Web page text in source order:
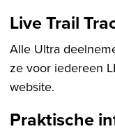
Live Trail
Alle Ultra
ze voor iedereen
website.
Praktische